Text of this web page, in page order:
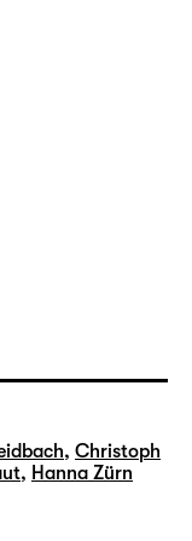
Projekt
so
die
— gab es
er hergestellt,
man
, Christoph
, Hanna Zürn